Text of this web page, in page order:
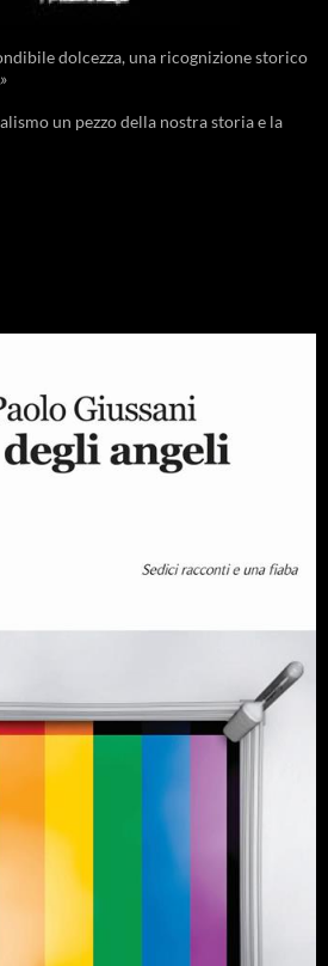
dolcezza, una ricognizione storico
un pezzo della nostra storia e la